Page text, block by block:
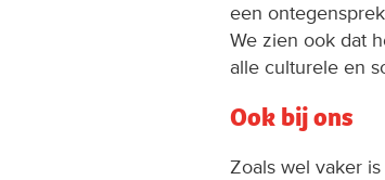
een
We zien ook dat
alle culturele en
Ook bij ons
Zoals wel vaker